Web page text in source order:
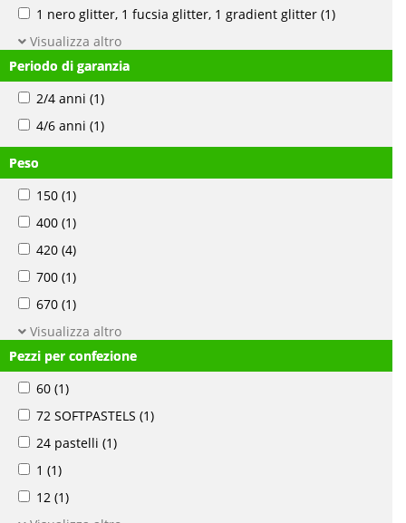
1 nero glitter, 1 fucsia glitter, 1 gradient glitter (1)
Visualizza altro
Periodo di garanzia
2/4 anni (1)
4/6 anni (1)
Peso
150 (1)
400 (1)
420 (4)
700 (1)
670 (1)
Visualizza altro
Pezzi per confezione
60 (1)
72 SOFTPASTELS (1)
24 pastelli (1)
1 (1)
12 (1)